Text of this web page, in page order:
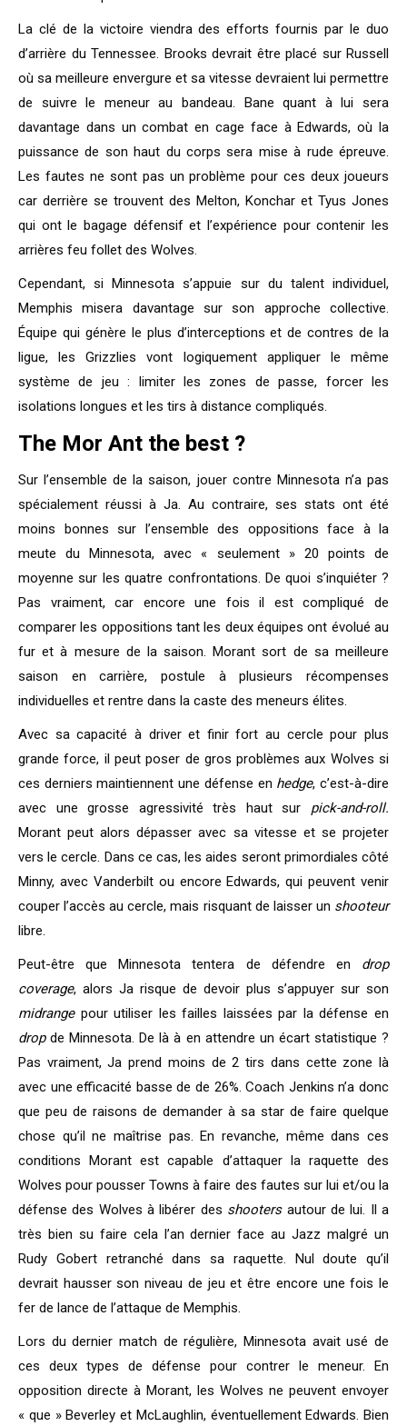
La clé de la victoire viendra des efforts fournis par le duo
d’arrière du Tennessee. Brooks devrait être placé sur Russell
où sa meilleure envergure et sa vitesse devraient lui permettre
de suivre le meneur au bandeau. Bane quant à lui sera
davantage dans un combat en cage face à Edwards, où la
puissance de son haut du corps sera mise à rude épreuve.
Les fautes ne sont pas un problème pour ces deux joueurs
car derrière se trouvent des Melton, Konchar et Tyus Jones
qui ont le bagage défensif et l’expérience pour contenir les
arrières feu follet des Wolves.
Cependant, si Minnesota s’appuie sur du talent individuel,
Memphis misera davantage sur son approche collective.
Équipe qui génère le plus d’interceptions et de contres de la
ligue, les Grizzlies vont logiquement appliquer le même
système de jeu : limiter les zones de passe, forcer les
isolations longues et les tirs à distance compliqués.
The Mor Ant the best ?
Sur l’ensemble de la saison, jouer contre Minnesota n’a pas
spécialement réussi à Ja. Au contraire, ses stats ont été
moins bonnes sur l’ensemble des oppositions face à la
meute du Minnesota, avec « seulement » 20 points de
moyenne sur les quatre confrontations. De quoi s’inquiéter ?
Pas vraiment, car encore une fois il est compliqué de
comparer les oppositions tant les deux équipes ont évolué au
fur et à mesure de la saison. Morant sort de sa meilleure
saison en carrière, postule à plusieurs récompenses
individuelles et rentre dans la caste des meneurs élites.
Avec sa capacité à driver et finir fort au cercle pour plus
grande force, il peut poser de gros problèmes aux Wolves si
ces derniers maintiennent une défense en hedge, c’est-à-dire
avec une grosse agressivité très haut sur pick-and-roll.
Morant peut alors dépasser avec sa vitesse et se projeter
vers le cercle. Dans ce cas, les aides seront primordiales côté
Minny, avec Vanderbilt ou encore Edwards, qui peuvent venir
couper l’accès au cercle, mais risquant de laisser un shooteur
libre.
Peut-être que Minnesota tentera de défendre en drop
coverage, alors Ja risque de devoir plus s’appuyer sur son
midrangepour utiliser les failles laissées par la défense en
dropde Minnesota. De là à en attendre un écart statistique ?
Pas vraiment, Ja prend moins de 2 tirs dans cette zone là
avec une efficacité basse de de 26%. Coach Jenkins n’a donc
que peu de raisons de demander à sa star de faire quelque
chose qu’il ne maîtrise pas. En revanche, même dans ces
conditions Morant est capable d’attaquer la raquette des
Wolves pour pousser Towns à faire des fautes sur lui et/ou la
défense des Wolves à libérer des shootersautour de lui. Il a
très bien su faire cela l’an dernier face au Jazz malgré un
Rudy Gobert retranché dans sa raquette. Nul doute qu’il
devrait hausser son niveau de jeu et être encore une fois le
fer de lance de l’attaque de Memphis.
Lors du dernier match de régulière, Minnesota avait usé de
ces deux types de défense pour contrer le meneur. En
opposition directe à Morant, les Wolves ne peuvent envoyer
« que » Beverley et McLaughlin, éventuellement Edwards. Bien